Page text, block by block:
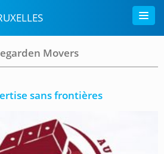
Movers
sans frontières